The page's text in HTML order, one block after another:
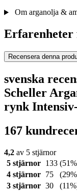
Om arganolja &
Erfarenheter
Recensera denna
svenska
Scheller
rynk
167
4,2 av 5 stjärnor
5 stjärnor
133
4 stjärnor
75
3 stjärnor 30